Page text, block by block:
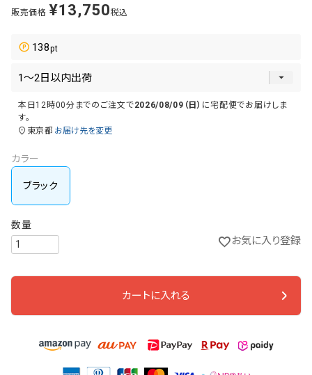
販売価格 ¥13,750税込
138
本日12時00分 までのご注文で2026/08/09（日） に宅配便でお届けしま
す。
東京都 お届け先を変更
カラー
ブラック
お気に入り登録
カートに入れる